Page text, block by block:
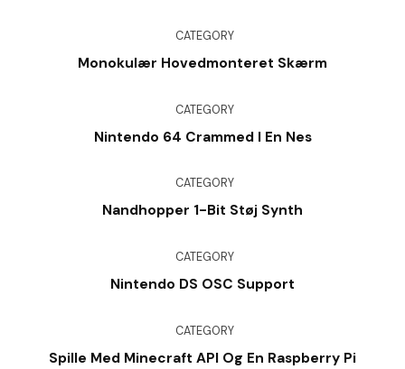
CATEGORY
Monokulær Hovedmonteret Skærm
CATEGORY
Nintendo 64 Crammed I En Nes
CATEGORY
Nandhopper 1-Bit Støj Synth
CATEGORY
Nintendo DS OSC Support
CATEGORY
Spille Med Minecraft API Og En Raspberry Pi